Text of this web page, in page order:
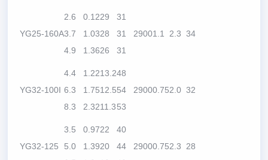
YG25-160A
2.6
3.7
4.9
0.12
1.03
1.36
29
28
26
31
31
31
29001.1 2.3 34
YG32-100I
4.4
6.3
8.3
1.22
1.75
2.32
13.2
12.5
11.3
48
54
53
29000.752.0 32
YG32-125
3.5
5.0
0.97
1.39
22
20
40
44
29000.752.3 28